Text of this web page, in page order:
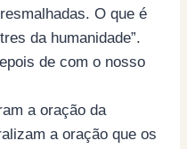
O que é
da humanidade”.
de com o nosso
a oração da
a oração que os